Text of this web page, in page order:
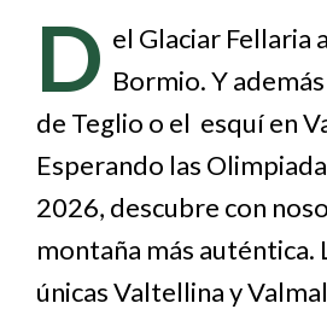
de
ayuda
a
la
navegación
D el Glaciar Fellaria
Bormio. Y
de Teglio o el esquí en
Esperando las
2026, descubre con
montaña más auténtica.
únicas Valtellina y